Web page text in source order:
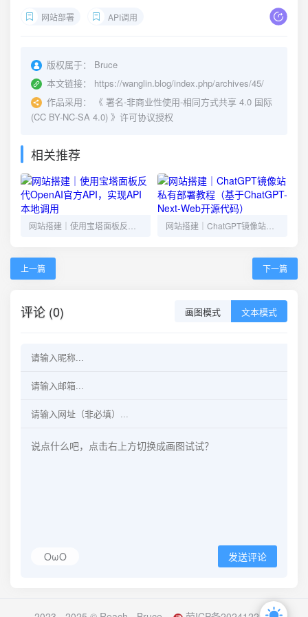
网站部署 API调用
版权属于：
Bruce
本文链接：
https://wanglin.blog/index.php/archives/45/
作品采用：
《 署名-非商业性使用-相同方式共享 4.0 国际
(CC BY-NC-SA 4.0) 》许可协议授权
相关推荐
上一篇 下一篇
评论 (0) 画图模式 文本模式
OωO 发送评论